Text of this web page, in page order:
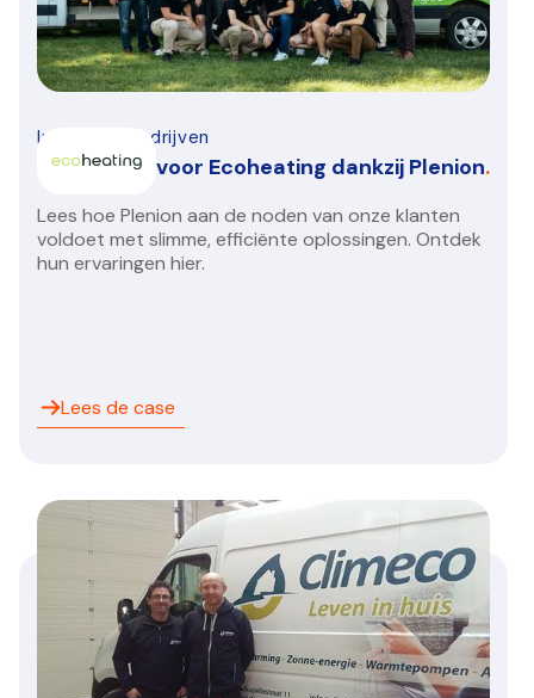
Installatiebedrijven
Groeispurt voor Ecoheating dankzij Plenion.
Lees hoe Plenion aan de noden van onze klanten
voldoet met slimme, efficiënte oplossingen. Ontdek
hun ervaringen hier.
Lees de case